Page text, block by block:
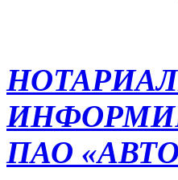
ПАО